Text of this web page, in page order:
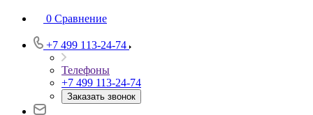
0 Сравнение
+7 499 113-24-74
Телефоны
+7 499 113-24-74
Заказать звонок